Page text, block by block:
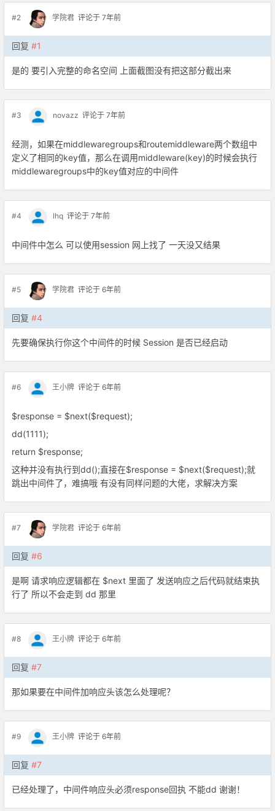
#2 学院君 评论于 7年前
回复 #1
是的 要引入完整的命名空间 上面截图没有把这部分截出来
#3 novazz 评论于 7年前
经测，如果在middlewaregroups和routemiddleware两个数组中
定义了相同的key值，那么在调用middleware(key)的时候会执行
middlewaregroups中的key值对应的中间件
#4 lhq 评论于 7年前
中间件中怎么 可以使用session 网上找了 一天没又结果
#5 学院君 评论于 6年前
回复 #4
先要确保执行你这个中间件的时候 Session 是否已经启动
#6 王小牌 评论于 6年前
$response = $next($request);
dd(1111);
return $response;
这种并没有执行到dd();直接在$response = $next($request);就
跳出中间件了，难搞哦 有没有同样问题的大佬，求解决方案
#7 学院君 评论于 6年前
回复 #6
是啊 请求响应逻辑都在 $next 里面了 发送响应之后代码就结束执
行了 所以不会走到 dd 那里
#8 王小牌 评论于 6年前
回复 #7
那如果要在中间件加响应头该怎么处理呢？
#9 王小牌 评论于 6年前
回复 #7
已经处理了，中间件响应头必须response回执 不能dd 谢谢！